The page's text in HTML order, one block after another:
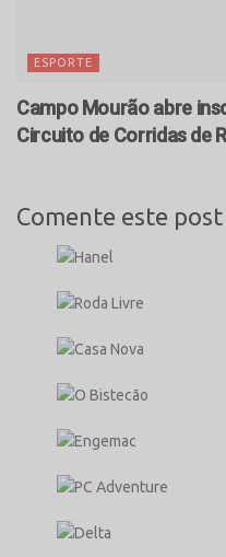
ESPORTE
Campo Mourão abre
Circuito de Corridas de
Comente este post